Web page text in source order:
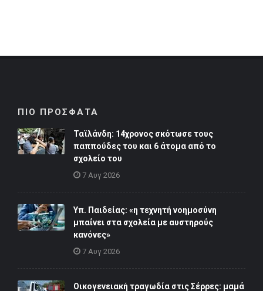
ΠΙΟ ΠΡΟΣΦΑΤΑ
Ταϊλάνδη: 14χρονος σκότωσε τους
παππούδες του και 6 άτομα από το
σχολείο του
7 Αυγ 2026
Υπ. Παιδείας: «η τεχνητή νοημοσύνη
μπαίνει στα σχολεία με αυστηρούς
κανόνες»
7 Αυγ 2026
Οικογενειακή τραγωδία στις Σέρρες: μαμά